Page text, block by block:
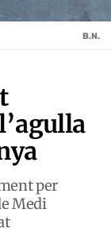
per
Medi
B.N.